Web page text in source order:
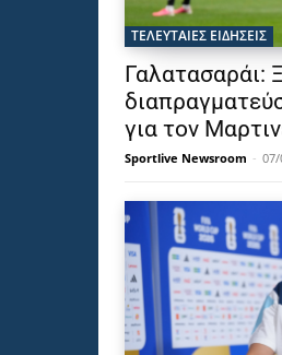
ΤΕΛΕΥΤΑΙΕΣ ΕΙΔΗΣΕΙΣ
Γαλατασαράι:
για τον
Sportlive Newsroom - 07/